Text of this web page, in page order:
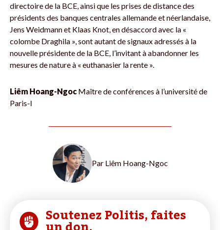
directoire de la BCE, ainsi que les prises de distance des
présidents des banques centrales allemande et néerlandaise,
Jens Weidmann et Klaas Knot, en désaccord avec la «
colombe Draghila », sont autant de signaux adressés à la
nouvelle présidente de la BCE, l’invitant à abandonner les
mesures de nature à « euthanasier la rente ».
Liêm Hoang-Ngoc Maître de conférences à l’université de
Paris-I
Par Liêm Hoang-Ngoc
Soutenez Politis, faites